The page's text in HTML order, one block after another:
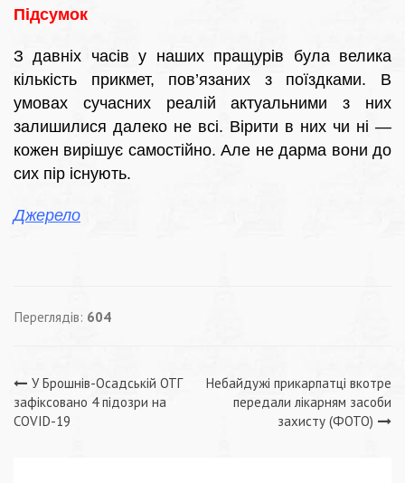
Підсумок
З давніх часів у наших пращурів була велика
кількість прикмет, пов’язаних з поїздками. В
умовах сучасних реалій актуальними з них
залишилися далеко не всі. Вірити в них чи ні —
кожен вирішує самостійно. Але не дарма вони до
сих пір існують.
Джерело
Переглядів: 604
Навігація
записів
У Брошнів-Осадській ОТГ
зафіксовано 4 підозри на
COVID-19
Небайдужі прикарпатці вкотре
передали лікарням засоби
захисту (ФОТО)